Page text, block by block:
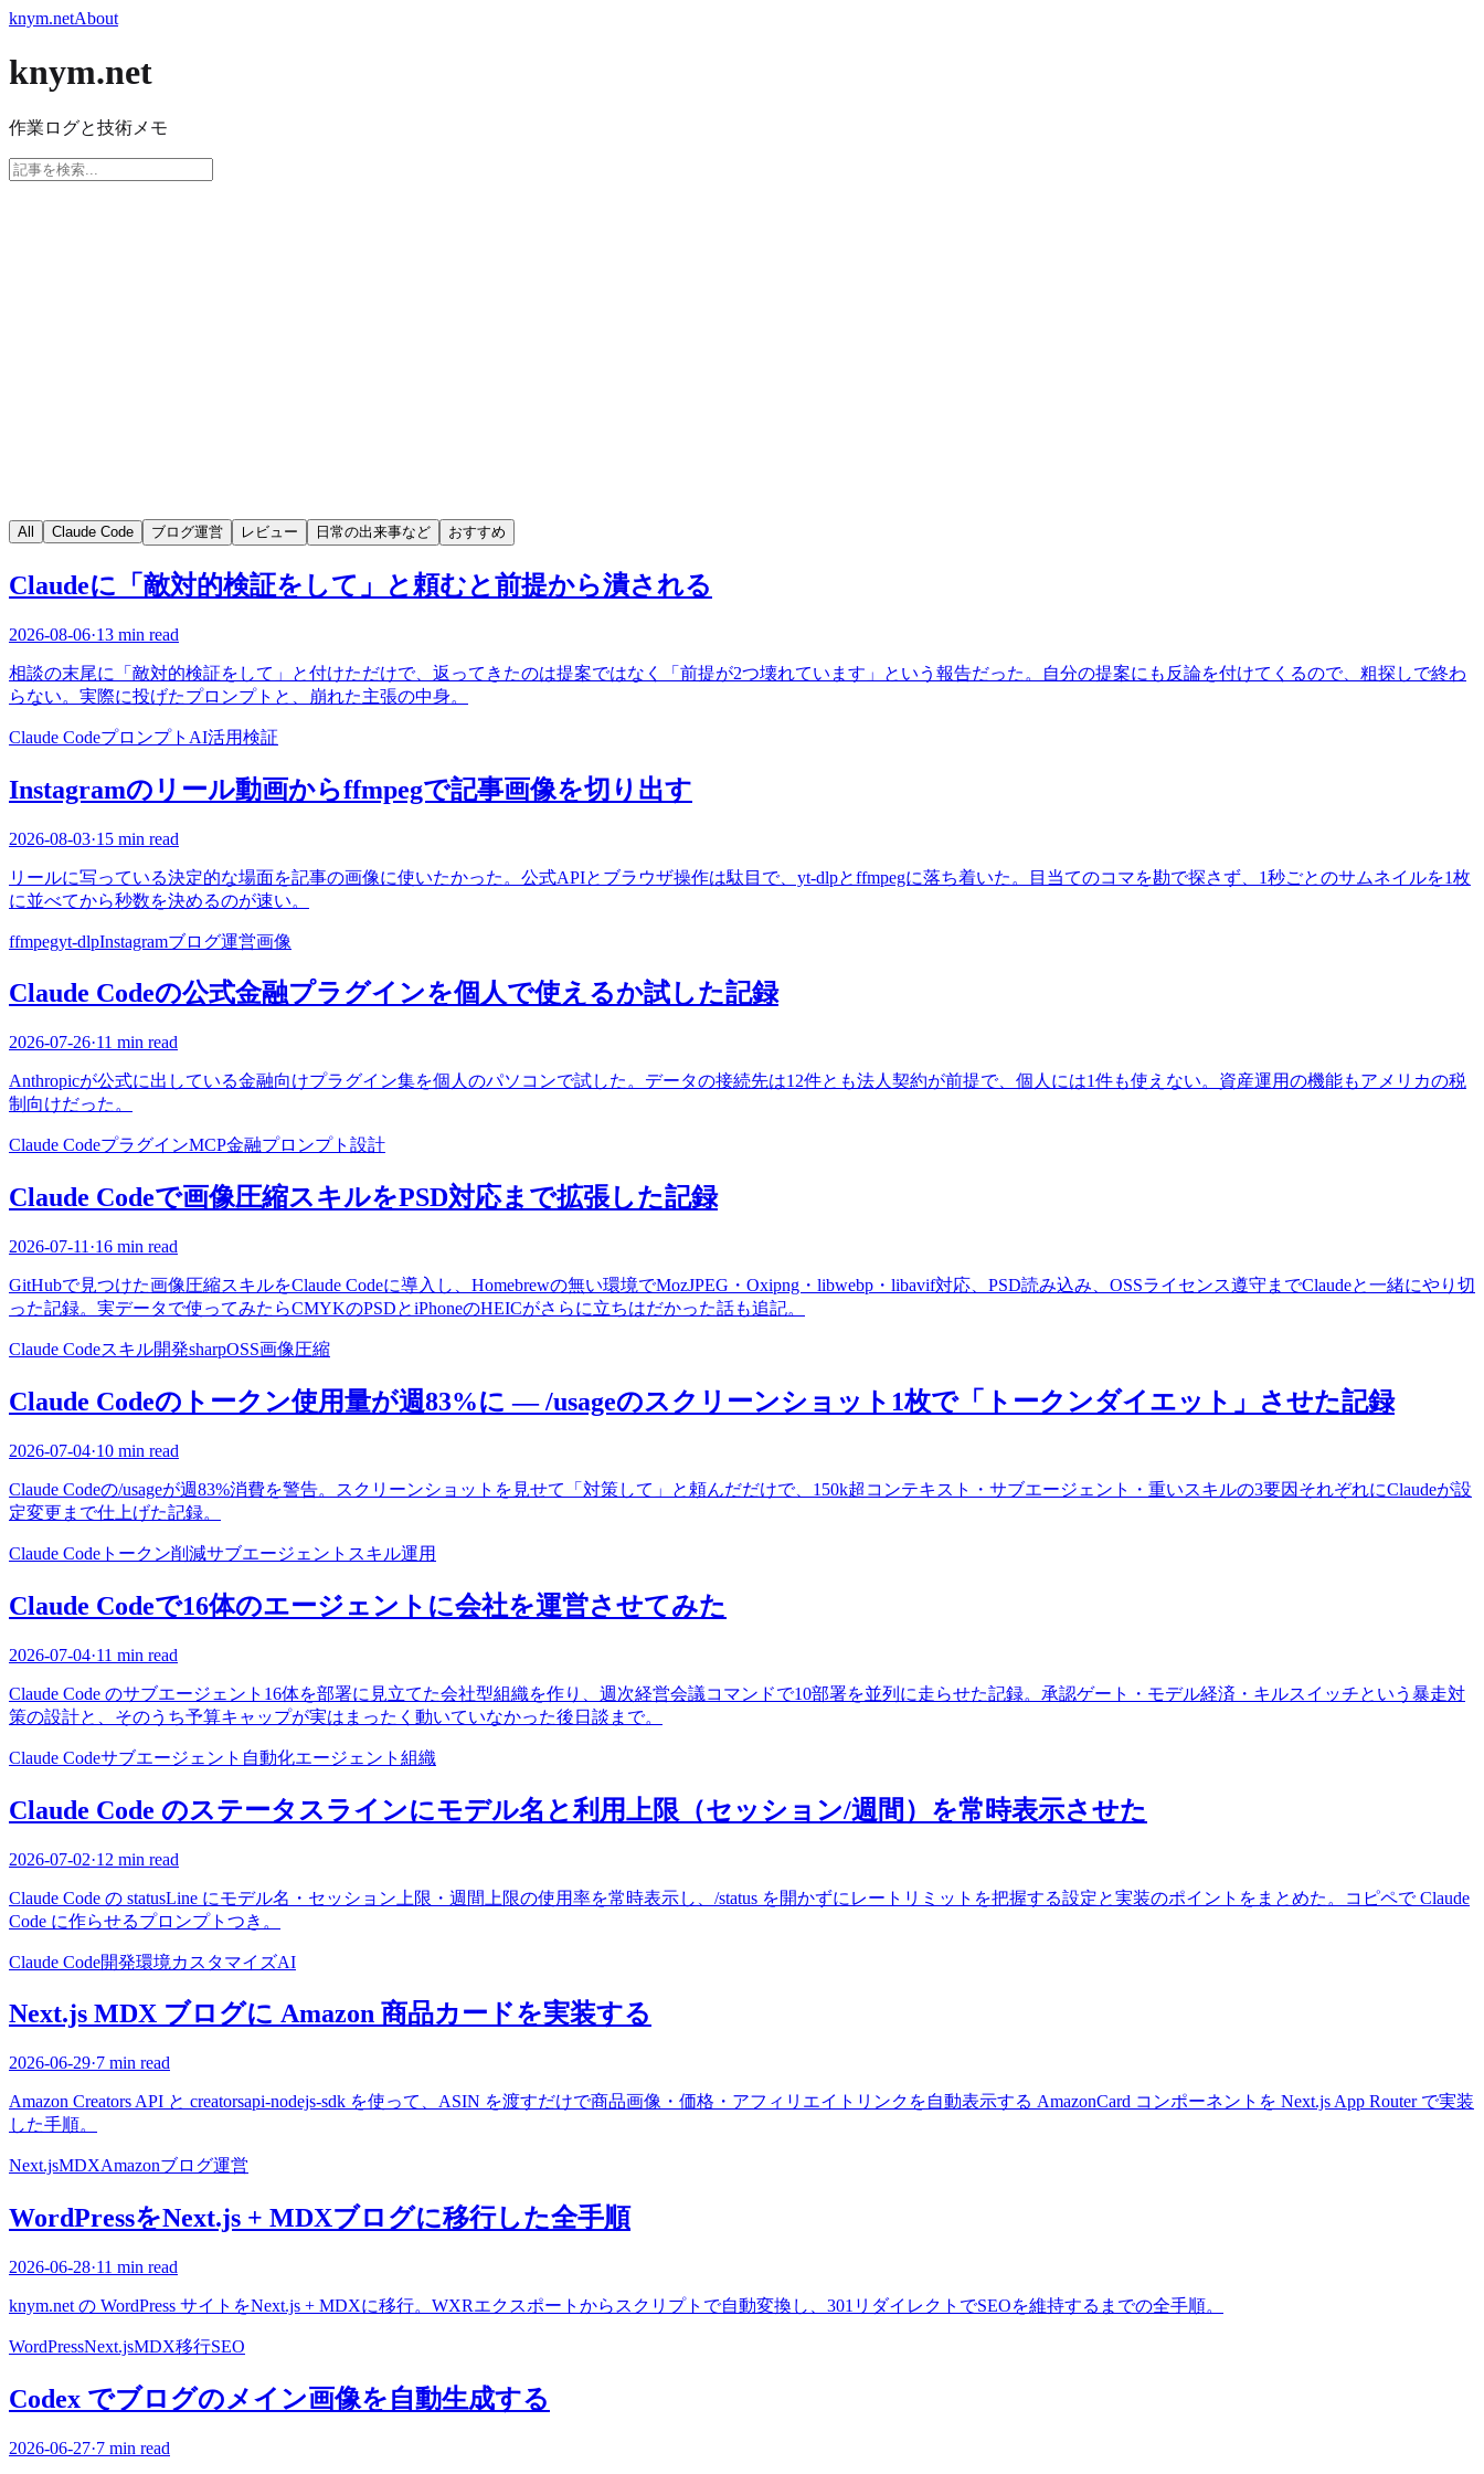
knym.netAbout
knym.net
作業ログと技術メモ
All Claude Code ブログ運営 レビュー 日常の出来事など おすすめ
Claudeに「敵対的検証をして」と頼むと前提から潰される
2026-08-06·13 min read
相談の末尾に「敵対的検証をして」と付けただけで、返ってきたのは提案ではなく「前提が2つ壊れています」という報告だった。自分の提案にも反論を付けてくるので、粗探しで終わ
らない。実際に投げたプロンプトと、崩れた主張の中身。
Claude Codeプロンプト AI活用検証
Instagramのリール動画からffmpegで記事画像を切り出す
2026-08-03·15 min read
リールに写っている決定的な場面を記事の画像に使いたかった。公式APIとブラウザ操作は駄目で、yt-dlpとffmpegに落ち着いた。目当てのコマを勘で探さず、1秒ごとのサムネイルを1枚
に並べてから秒数を決めるのが速い。
ffmpegyt-dlpInstagramブログ運営画像
Claude Codeの公式金融プラグインを個人で使えるか試した記録
2026-07-26·11 min read
Anthropicが公式に出している金融向けプラグイン集を個人のパソコンで試した。データの接続先は12件とも法人契約が前提で、個人には1件も使えない。資産運用の機能もアメリカの税
制向けだった。
Claude CodeプラグインMCP金融プロンプト設計
Claude Codeで画像圧縮スキルをPSD対応まで拡張した記録
2026-07-11 ·16 min read
GitHubで見つけた画像圧縮スキルをClaude Codeに導入し、Homebrewの無い環境でMozJPEG・Oxipng・libwebp・libavif対応、PSD読み込み、OSSライセンス遵守までClaudeと一緒にやり切
った記録。実データで使ってみたらCMYKのPSDとiPhoneのHEICがさらに立ちはだかった話も追記。
Claude Codeスキル開発sharpOSS画像圧縮
Claude Codeのトークン使用量が週83%に — /usageのスクリーンショット1枚で「トークンダイエット」させた記録
2026-07-04·10 min read
Claude Codeの/usageが週83%消費を警告。スクリーンショットを見せて「対策して」と頼んだだけで、150k超コンテキスト・サブエージェント・重いスキルの3要因それぞれにClaudeが設
定変更まで仕上げた記録。
Claude Code トークン削減サブエージェント スキル運用
Claude Codeで16体のエージェントに会社を運営させてみた
2026-07-04·11 min read
Claude Code のサブエージェント16体を部署に見立てた会社型組織を作り、週次経営会議コマンドで10部署を並列に走らせた記録。承認ゲート・モデル経済・キルスイッチという暴走対
策の設計と、そのうち予算キャップが実はまったく動いていなかった後日談まで。
Claude Codeサブエージェント 自動化エージェント組織
Claude Code のステータスラインにモデル名と利用上限（セッション/週間）を常時表示させた
2026-07-02·12 min read
Claude Code の statusLine にモデル名・セッション上限・週間上限の使用率を常時表示し、/status を開かずにレートリミットを把握する設定と実装のポイントをまとめた。コピペで Claude
Code に作らせるプロンプトつき。
Claude Code開発環境カスタマイズAI
Next.js MDX ブログに Amazon 商品カードを実装する
2026-06-29·7 min read
Amazon Creators API と creatorsapi-nodejs-sdk を使って、ASIN を渡すだけで商品画像・価格・アフィリエイトリンクを自動表示する AmazonCard コンポーネントを Next.js App Router で実装
した手順。
Next.jsMDXAmazonブログ運営
WordPressをNext.js + MDXブログに移行した全手順
2026-06-28·11 min read
knym.net の WordPress サイトをNext.js + MDXに移行。WXRエクスポートからスクリプトで自動変換し、301リダイレクトでSEOを維持するまでの全手順。
WordPressNext.jsMDX移行SEO
Codex でブログのメイン画像を自動生成する
2026-06-27·7 min read